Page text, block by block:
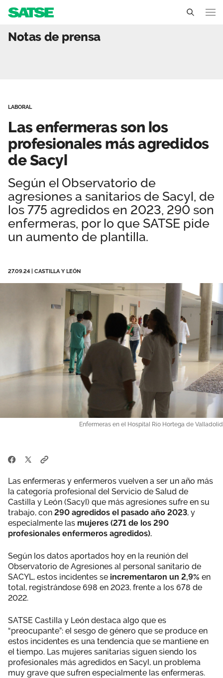
Delegados Sindicales
Estructura organizativa
Transparencia
Secciones sindicales
Servicios
Ventajas
Actualidad
Temas
Noticias
Sala de prensa
Perspectivas
Vídeos
Documentos
Publicaciones
Sedes
Contáctanos
Área privada
Las enfermeras son los
Notas de prensa
LABORAL
Las enfermeras son los
profesionales más agredidos
de Sacyl
Según el Observatorio de
agresiones a sanitarios de Sacyl, de
los 775 agredidos en 2023, 290 son
enfermeras, por lo que SATSE pide
un aumento de plantilla.
27.09.24 CASTILLA Y LEÓN
Enfermeras en el Hospital Río Hortega de Valladolid
Las enfermeras y enfermeros vuelven a ser un año más
la categoría profesional del Servicio de Salud de
Castilla y León (Sacyl) que más agresiones sufre en su
trabajo, con 290 agredidos el pasado año 2023, y
especialmente las mujeres (271 de los 290
profesionales enfermeros agredidos).
Según los datos aportados hoy en la reunión del
Observatorio de Agresiones al personal sanitario de
SACYL, estos incidentes se incrementaron un 2,9% en
total, registrándose 698 en 2023, frente a los 678 de
2022.
SATSE Castilla y León destaca algo que es
“preocupante”: el sesgo de género que se produce en
estos incidentes es una tendencia que se mantiene en
el tiempo. Las mujeres sanitarias siguen siendo los
profesionales más agredidos en Sacyl, un problema
muy grave que sufren especialmente las enfermeras.